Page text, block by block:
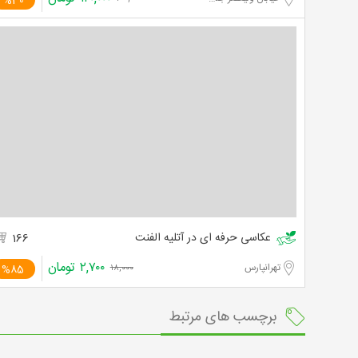
عکاسی حرفه ای در آتلیه الفنت 166
تهرانپارس %85 ۱۸,۰۰۰ ۲,۷۰۰ تومان
برچسب های مرتبط